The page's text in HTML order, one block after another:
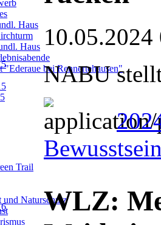
Haus
Haus
bei Rennertehausen"
Trail
Naturschutz
10.05.2024
NABU
WLZ: